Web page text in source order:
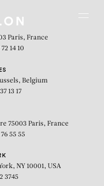
Paris, France
14 10
Belgium
13 17
75003 Paris, France
55 55
NY 10001, USA
3745